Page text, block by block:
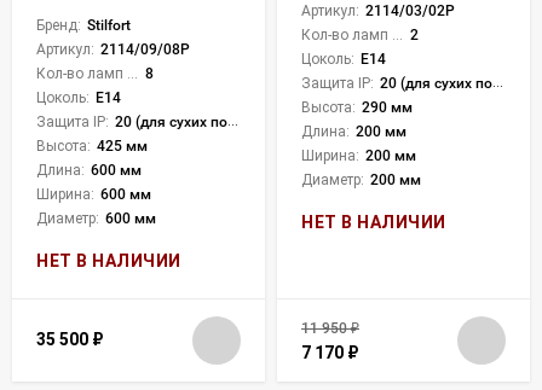
Бренд: Stilfort
Артикул: 2114/09/08P
8
Цоколь: E14
Защита IP: 20 (для сухих пом.)
Высота: 425 мм
Длина: 600 мм
Ширина: 600 мм
Диаметр: 600 мм
НЕТ В НАЛИЧИИ
35 500 ₽
Артикул: 2114/03/02P
2
Цоколь: E14
Защита IP: 20 (для сухих пом.)
Высота: 290 мм
Длина: 200 мм
Ширина: 200 мм
Диаметр: 200 мм
НЕТ В НАЛИЧИИ
11 950₽
7 170 ₽